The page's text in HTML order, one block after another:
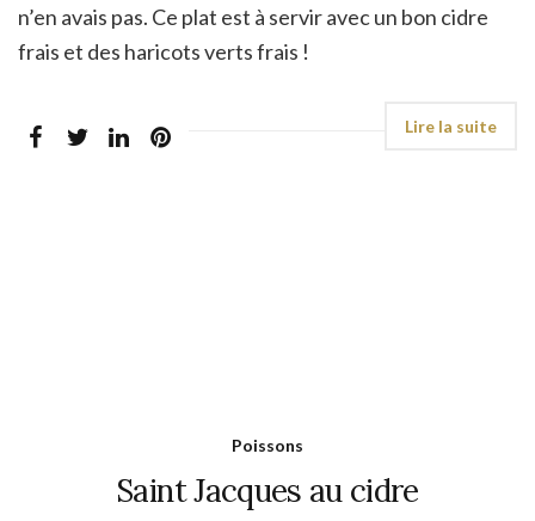
n’en avais pas. Ce plat est à servir avec un bon cidre
frais et des haricots verts frais !
Poissons
Saint Jacques au cidre